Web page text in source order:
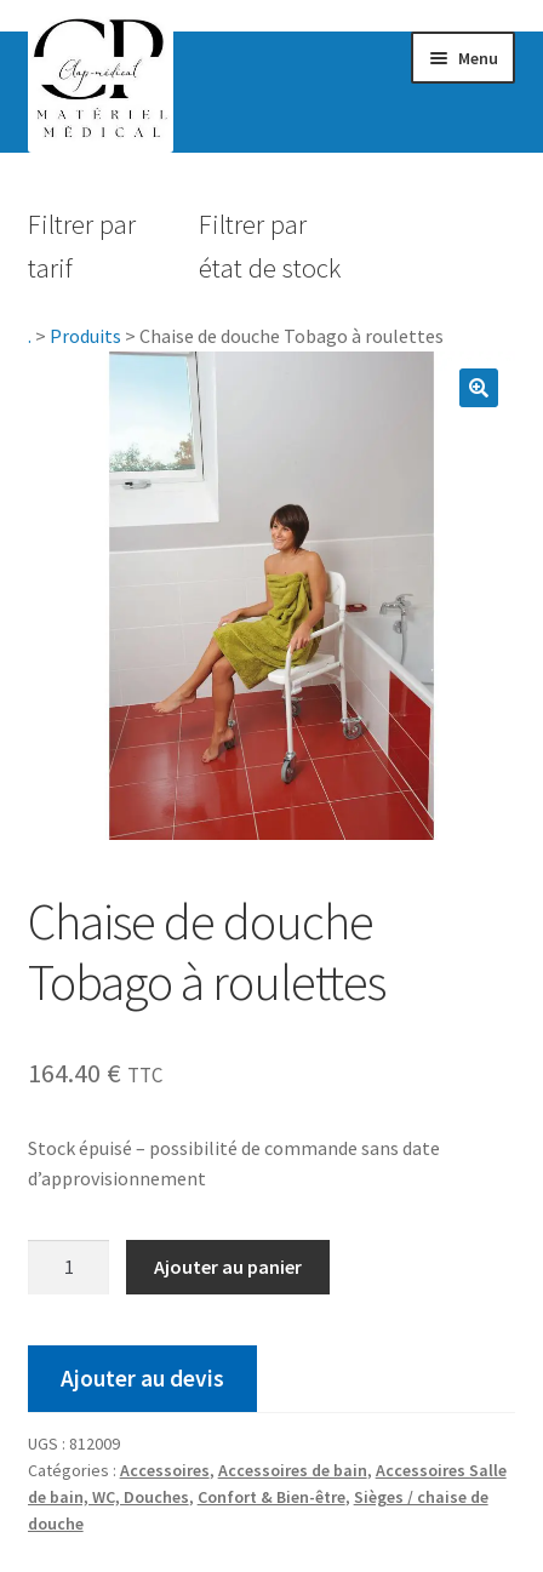
Menu
Hygiène
Rééducation
Accessoires Salle de bain
Vêtements & Chaussures
Filtrer par
tarif
Filtrer par
état de stock
. > Produits > Chaise de douche Tobago à roulettes
Chaise de douche
Tobago à roulettes
164.40 € TTC
Stock épuisé – possibilité de commande sans date
d’approvisionnement
Ajouter au panier
Ajouter au devis
UGS : 812009
Catégories : Accessoires, Accessoires de bain, Accessoires Salle
de bain, WC, Douches, Confort & Bien-être, Sièges / chaise de
douche